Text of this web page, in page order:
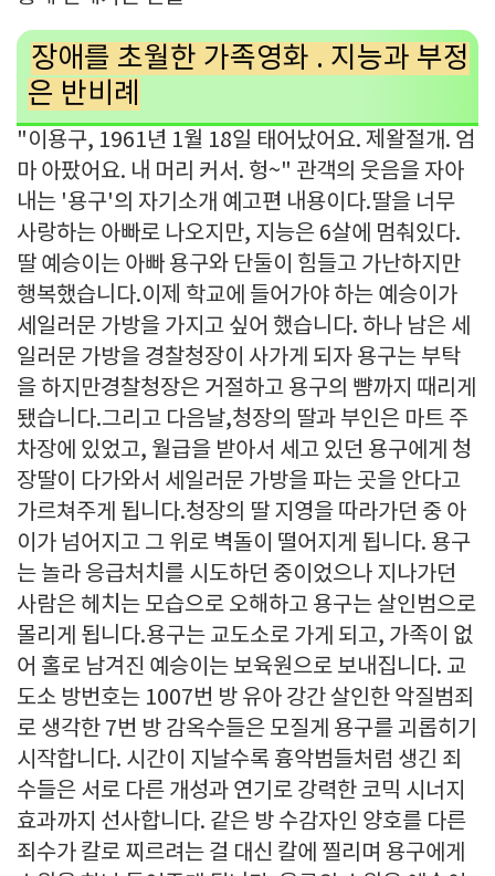
장애를 초월한 가족영화 . 지능과 부정
은 반비례
"이용구, 1961년 1월 18일 태어났어요. 제왈절개. 엄
마 아팠어요. 내 머리 커서. 헝~" 관객의 웃음을 자아
내는 '용구'의 자기소개 예고편 내용이다.딸을 너무
사랑하는 아빠로 나오지만, 지능은 6살에 멈춰있다.
딸 예승이는 아빠 용구와 단둘이 힘들고 가난하지만
행복했습니다.이제 학교에 들어가야 하는 예승이가
세일러문 가방을 가지고 싶어 했습니다. 하나 남은 세
일러문 가방을 경찰청장이 사가게 되자 용구는 부탁
을 하지만경찰청장은 거절하고 용구의 뺨까지 때리게
됐습니다.그리고 다음날,청장의 딸과 부인은 마트 주
차장에 있었고, 월급을 받아서 세고 있던 용구에게 청
장딸이 다가와서 세일러문 가방을 파는 곳을 안다고
가르쳐주게 됩니다.청장의 딸 지영을 따라가던 중 아
이가 넘어지고 그 위로 벽돌이 떨어지게 됩니다. 용구
는 놀라 응급처치를 시도하던 중이었으나 지나가던
사람은 헤치는 모습으로 오해하고 용구는 살인범으로
몰리게 됩니다.용구는 교도소로 가게 되고, 가족이 없
어 홀로 남겨진 예승이는 보육원으로 보내집니다. 교
도소 방번호는 1007번 방 유아 강간 살인한 악질범죄
로 생각한 7번 방 감옥수들은 모질게 용구를 괴롭히기
시작합니다. 시간이 지날수록 흉악범들처럼 생긴 죄
수들은 서로 다른 개성과 연기로 강력한 코믹 시너지
효과까지 선사합니다. 같은 방 수감자인 양호를 다른
죄수가 칼로 찌르려는 걸 대신 칼에 찔리며 용구에게